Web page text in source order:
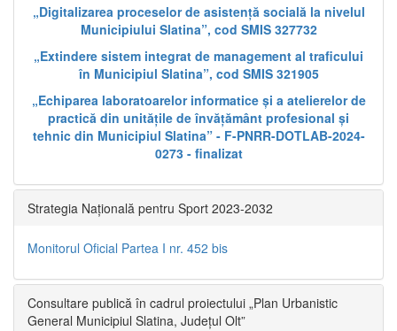
„Digitalizarea proceselor de asistență socială la nivelul
Municipiului Slatina”, cod SMIS 327732
„Extindere sistem integrat de management al traficului
în Municipiul Slatina”, cod SMIS 321905
„Echiparea laboratoarelor informatice și a atelierelor de
practică din unitățile de învățământ profesional și
tehnic din Municipiul Slatina” - F-PNRR-DOTLAB-2024-
0273 - finalizat
Strategia Națională pentru Sport 2023-2032
Monitorul Oficial Partea I nr. 452 bis
Consultare publică în cadrul proiectului „Plan Urbanistic
General Municipiul Slatina, Județul Olt”